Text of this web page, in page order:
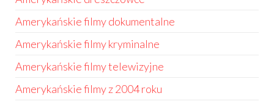
Amerykańskie filmy dokumentalne
Amerykańskie filmy kryminalne
Amerykańskie filmy telewizyjne
Amerykańskie filmy z 2004 roku